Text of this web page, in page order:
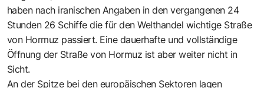
haben nach iranischen Angaben in den vergangenen 24
Stunden 26 Schiffe die für den Welthandel wichtige Straße
von Hormuz passiert. Eine dauerhafte und vollständige
Öffnung der Straße von Hormuz ist aber weiter nicht in
Sicht.
An der Spitze bei den europäischen Sektoren lagen